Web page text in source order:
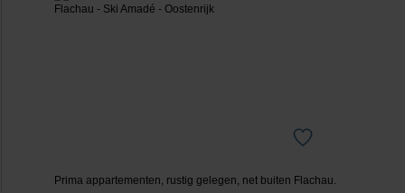
Prima appartementen, rustig gelegen, net buiten Flachau.